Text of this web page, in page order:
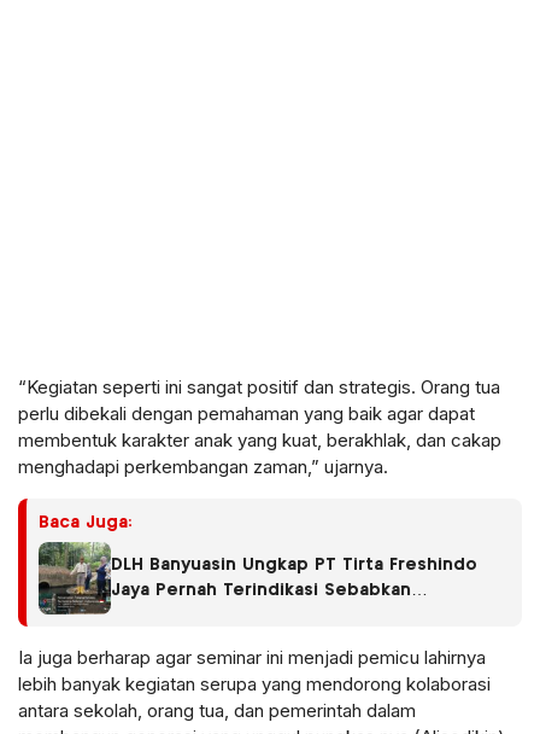
“Kegiatan seperti ini sangat positif dan strategis. Orang tua
perlu dibekali dengan pemahaman yang baik agar dapat
membentuk karakter anak yang kuat, berakhlak, dan cakap
menghadapi perkembangan zaman,” ujarnya.
Baca Juga:
DLH Banyuasin Ungkap PT Tirta Freshindo
Jaya Pernah Terindikasi Sebabkan
Ia juga berharap agar seminar ini menjadi pemicu lahirnya
lebih banyak kegiatan serupa yang mendorong kolaborasi
antara sekolah, orang tua, dan pemerintah dalam